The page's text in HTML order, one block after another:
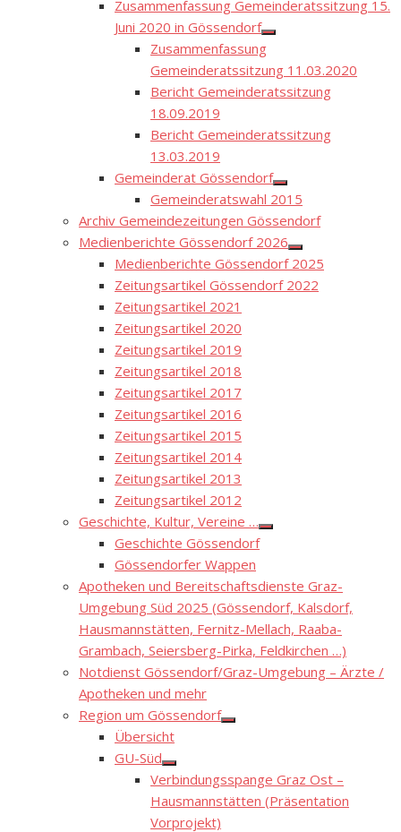
Zusammenfassung Gemeinderatssitzung 15.
Juni 2020 in Gössendorf
Show
menu
Zusammenfassung
Gemeinderatssitzung 11.03.2020
Bericht Gemeinderatssitzung
18.09.2019
Bericht Gemeinderatssitzung
13.03.2019
Gemeinderat Gössendorf
Show
sub
menu
Gemeinderatswahl 2015
Archiv Gemeindezeitungen Gössendorf
Medienberichte Gössendorf 2026
Show
sub
menu
Medienberichte Gössendorf 2025
Zeitungsartikel Gössendorf 2022
Zeitungsartikel 2021
Zeitungsartikel 2020
Zeitungsartikel 2019
Zeitungsartikel 2018
Zeitungsartikel 2017
Zeitungsartikel 2016
Zeitungsartikel 2015
Zeitungsartikel 2014
Zeitungsartikel 2013
Zeitungsartikel 2012
Geschichte, Kultur, Vereine …
Show
Geschichte Gössendorf
Gössendorfer Wappen
Apotheken und Bereitschaftsdienste Graz-
Umgebung Süd 2025 (Gössendorf, Kalsdorf,
Hausmannstätten, Fernitz-Mellach, Raaba-
Grambach, Seiersberg-Pirka, Feldkirchen …)
Notdienst Gössendorf/Graz-Umgebung – Ärzte /
Apotheken und mehr
Region um Gössendorf
Show
Übersicht
GU-Süd
Show
sub
menu
Verbindungsspange Graz Ost –
Hausmannstätten (Präsentation
Vorprojekt)